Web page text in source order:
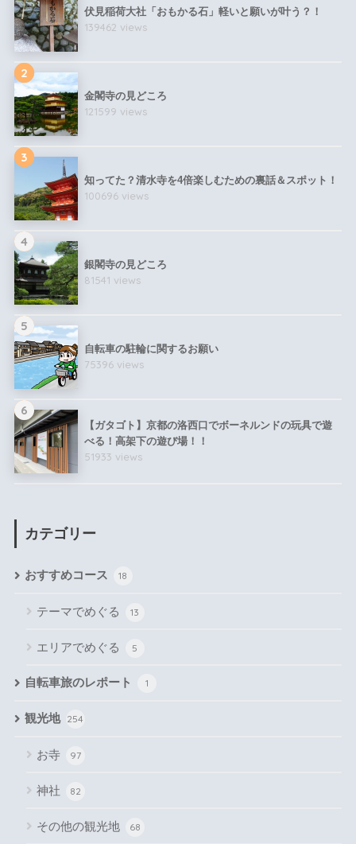
伏見稲荷大社「おもかる石」軽いと願いが叶う？！
139462 views
2
金閣寺の見どころ
121599 views
3
知ってた？清水寺を4倍楽しむための裏話＆スポット！
100696 views
4
銀閣寺の見どころ
81541 views
5
自転車の駐輪に関するお願い
75396 views
6
【ガタゴト】京都の洛西口でボーネルンドの玩具で遊
べる！高架下の遊び場！！
51933 views
カテゴリー
おすすめコース 18
テーマでめぐる 13
エリアでめぐる 5
自転車旅のレポート 1
観光地 254
お寺 97
神社 82
その他の観光地 68